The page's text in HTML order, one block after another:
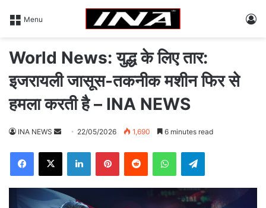
Menu
World News: युद्ध के लिए तार:
इजरायली जासूस-तकनीक मशीन फिर से
हमला करती है – INA NEWS
INA NEWS
d
a
n
22/05/2026 1,690 6 minutes read